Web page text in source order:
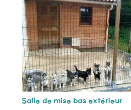
Salle de mise bas extérieur